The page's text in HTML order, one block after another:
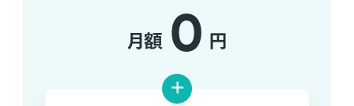
月額 0 円
+